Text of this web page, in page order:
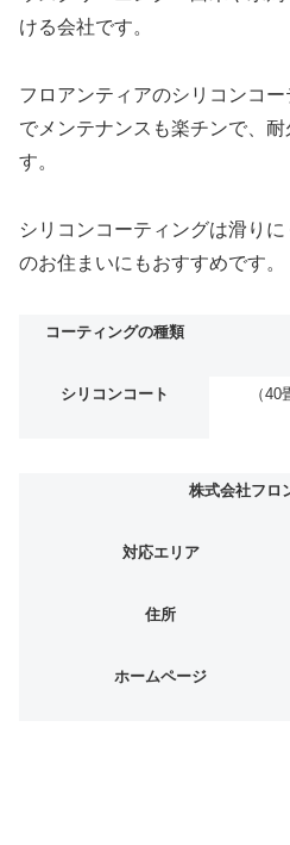
ける会社です。
フロアンティアのシリコンコ
でメンテナンスも楽チンで、
す。
シリコンコーティングは滑り
のお住まいにもおすすめです。
コーティングの種類
シリコンコート （
株式会社フロ
対応エリア
住所
ホームページ